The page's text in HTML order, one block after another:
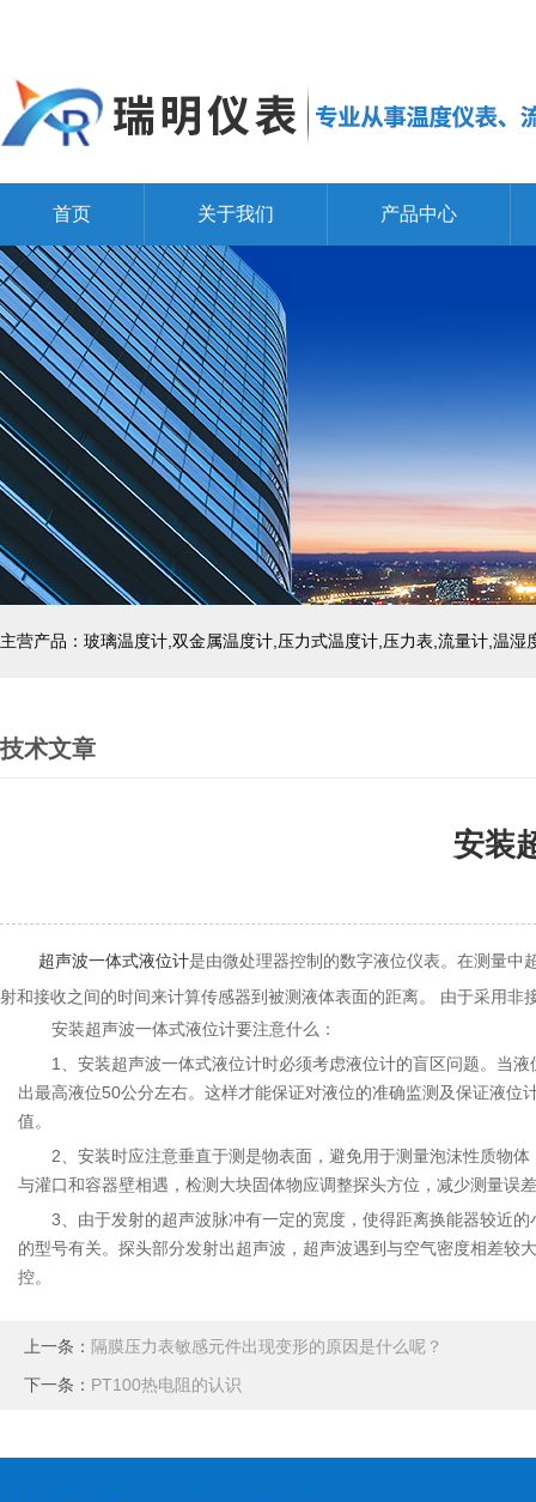
首页 关于我们 产品中心
技术文章
安装
超声波一体式液位计是由微处理器控制的数字液位仪表。在测量中
射和接收之间的时间来计算传感器到被测液体表面的距离。 由于采用
安装超声波一体式液位计要注意什么：
1、安装超声波一体式液位计时必须考虑液位计的盲区问题。当液
出最高液位50公分左右。这样才能保证对液位的准确监测及保证液
值。
2、安装时应注意垂直于测是物表面，避免用于测量泡沫性质物体
与灌口和容器壁相遇，检测大块固体物应调整探头方位，减少测量误
3、由于发射的超声波脉冲有一定的宽度，使得距离换能器较近的
的型号有关。探头部分发射出超声波，超声波遇到与空气密度相差
控。
上一条： 隔膜压力表敏感元件出现变形的原因是什么呢？
下一条： PT100热电阻的认识